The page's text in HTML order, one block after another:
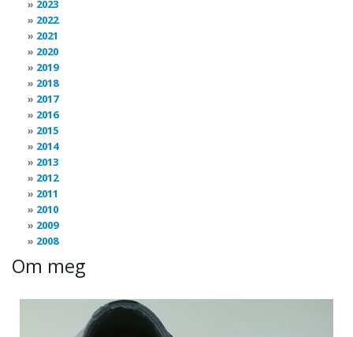
2023
2022
2021
2020
2019
2018
2017
2016
2015
2014
2013
2012
2011
2010
2009
2008
Om meg